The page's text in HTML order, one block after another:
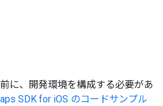
に、開発環境を構成する必要があ
SDK for iOS のコードサンプル